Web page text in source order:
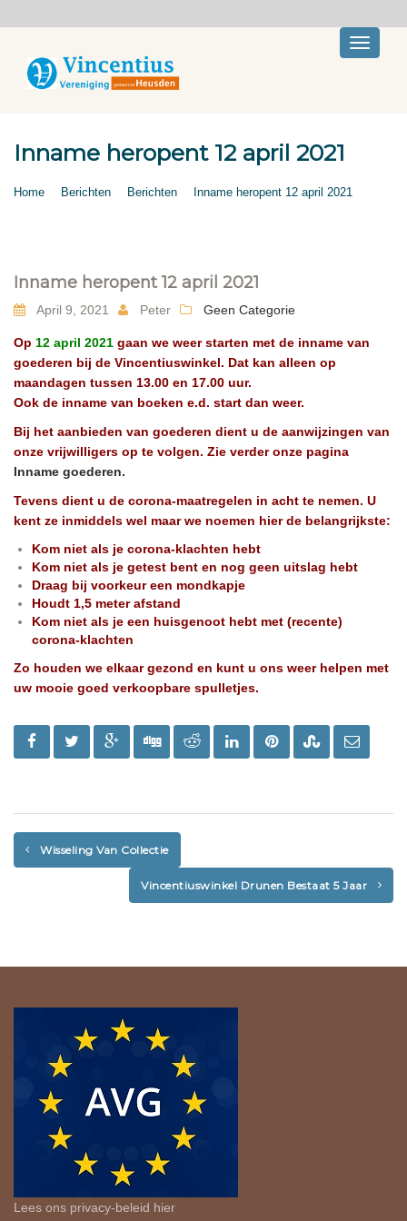
Toggle
Inname heropent 12 april 2021
Home Berichten Berichten Inname heropent 12 april 2021
Inname heropent 12 april 2021
April 9, 2021 Peter Geen Categorie
Op 12 april 2021 gaan we weer starten met de inname van
goederen bij de Vincentiuswinkel. Dat kan alleen op
maandagen tussen 13.00 en 17.00 uur.
Ook de inname van boeken e.d. start dan weer.
Bij het aanbieden van goederen dient u de aanwijzingen van
onze vrijwilligers op te volgen. Zie verder onze pagina
Inname goederen.
Tevens dient u de corona-maatregelen in acht te nemen. U
kent ze inmiddels wel maar we noemen hier de belangrijkste:
Kom niet als je corona-klachten hebt
Kom niet als je getest bent en nog geen uitslag hebt
Draag bij voorkeur een mondkapje
Houdt 1,5 meter afstand
Kom niet als je een huisgenoot hebt met (recente)
corona-klachten
Zo houden we elkaar gezond en kunt u ons weer helpen met
uw mooie goed verkoopbare spulletjes.
Wisseling Van Collectie
Vincentiuswinkel Drunen Bestaat 5 Jaar
Lees ons privacy-beleid hier